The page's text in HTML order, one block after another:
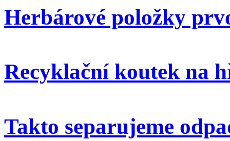
Herbárové položky
Recyklační koutek na
Takto separujeme